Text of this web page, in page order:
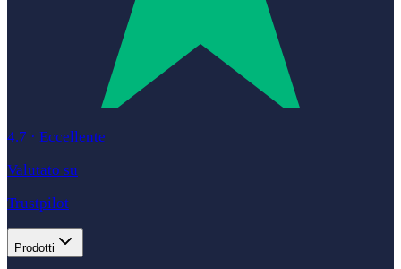
4.7 · Eccellente
Valutato su
Trustpilot
Prodotti